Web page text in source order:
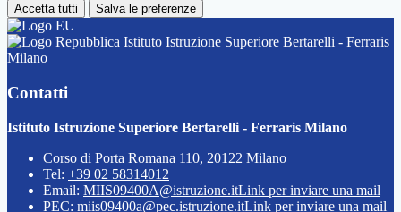
Accetta tutti Salva le preferenze
Istituto Istruzione Superiore Bertarelli - Ferraris
Milano
Contatti
Istituto Istruzione Superiore Bertarelli - Ferraris Milano
Corso di Porta Romana 110, 20122 Milano
Tel: +39 02 58314012
Email: MIIS09400A@istruzione.itLink per inviare una mail
PEC: miis09400a@pec.istruzione.itLink per inviare una mail